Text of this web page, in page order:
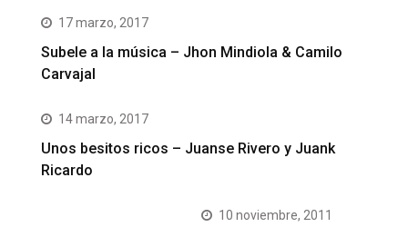
17 marzo, 2017
Subele a la música – Jhon Mindiola & Camilo
Carvajal
14 marzo, 2017
Unos besitos ricos – Juanse Rivero y Juank
Ricardo
10 noviembre, 2011